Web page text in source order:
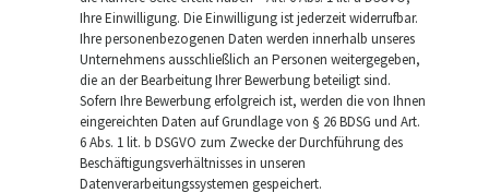
Ihre Einwilligung. Die Einwilligung ist jederzeit widerrufbar.
Ihre personenbezogenen Daten werden innerhalb unseres
Unternehmens ausschließlich an Personen weitergegeben,
die an der Bearbeitung Ihrer Bewerbung beteiligt sind.
Sofern Ihre Bewerbung erfolgreich ist, werden die von Ihnen
eingereichten Daten auf Grundlage von § 26 BDSG und Art.
6 Abs. 1 lit. b DSGVO zum Zwecke der Durchführung des
Beschäftigungsverhältnisses in unseren
Datenverarbeitungssystemen gespeichert.